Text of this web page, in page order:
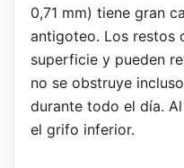
0,71 mm) tiene gran
antigoteo. Los restos
superficie y pueden
no se obstruye
durante todo el día.
el grifo inferior.